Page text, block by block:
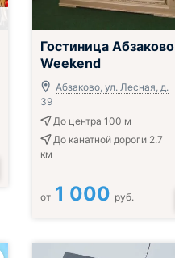
Гостиница Абзаково
Weekend
Абзаково, ул. Лесная, д.
39
До центра 100 м
До канатной дороги 2.7
км
от 1 000 руб.